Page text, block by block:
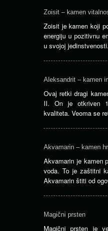
Zoisit – kamen
Zoisit je kamen koji
energiju u pozitivnu
u svojoj
Aleksandrit – kamen
Ovaj retki dragi
II. On je otkriven
kvaliteta. Veoma se
Akvamarin – kamen
Akvamarin je kamen
voda. To je zaštitni
Akvamarin štiti od
Magični prsten
Magični prsten je